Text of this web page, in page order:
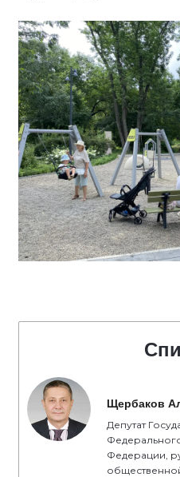
Щербаков
Депутат
Федерации,